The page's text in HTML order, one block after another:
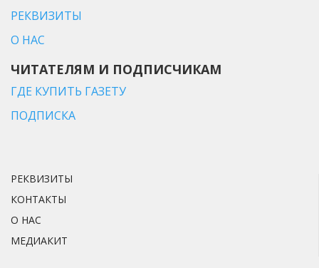
РЕКВИЗИТЫ
О НАС
ЧИТАТЕЛЯМ И ПОДПИСЧИКАМ
ГДЕ КУПИТЬ ГАЗЕТУ
ПОДПИСКА
РЕКВИЗИТЫ
КОНТАКТЫ
О НАС
МЕДИАКИТ